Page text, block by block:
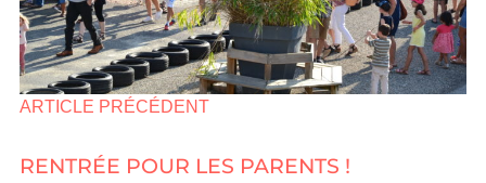
ARTICLE PRÉCÉDENT
RENTRÉE POUR LES PARENTS !